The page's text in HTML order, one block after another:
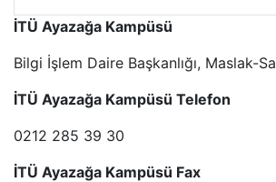
İTÜ Ayazağa Kampüsü
Bilgi İşlem Daire Başkanlığı, Maslak-
İTÜ Ayazağa Kampüsü Telefon
0212 285 39 30
İTÜ Ayazağa Kampüsü Fax